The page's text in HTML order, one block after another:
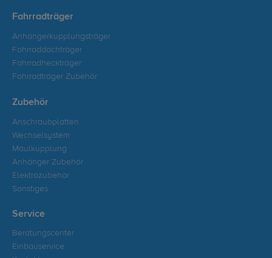
Fahrradträger
Anhängerkupplungsträger
Fahrraddachträger
Fahrradheckträger
Fahrradträger Zubehör
Zubehör
Anschraubplatten
Wechselsystem
Maulkupplung
Anhänger Zubehör
Elektrozubehör
Sonstiges
Service
Beratungscenter
Einbauservice